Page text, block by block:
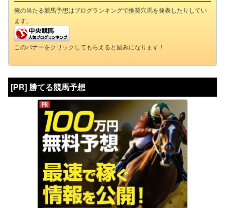
俺の当たる競馬予想はブログランキングで推奨穴馬を発表したりしてい
ます。
このバナーをクリックしてもらえると励みになります！
[PR] 勝てる競馬予想